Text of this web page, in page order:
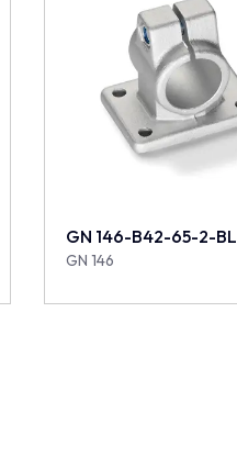
GN 146-B42-65-2-BL
GN 146